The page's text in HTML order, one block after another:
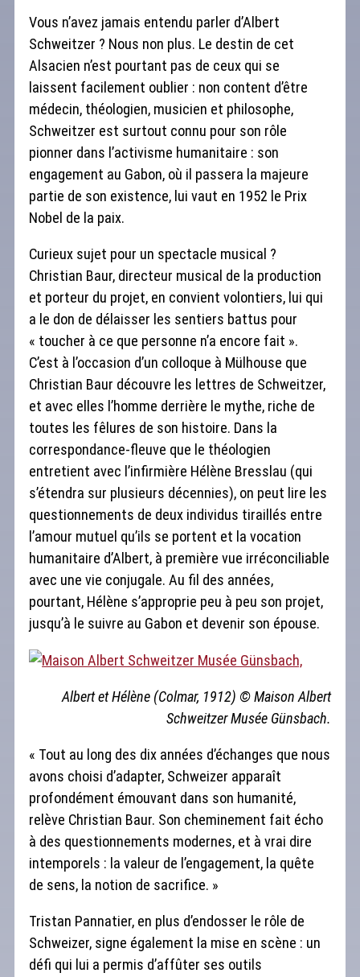
Vous n’avez jamais entendu parler d’Albert
Schweitzer ? Nous non plus. Le destin de cet
Alsacien n’est pourtant pas de ceux qui se
laissent facilement oublier : non content d’être
médecin, théologien, musicien et philosophe,
Schweitzer est surtout connu pour son rôle
pionner dans l’activisme humanitaire : son
engagement au Gabon, où il passera la majeure
partie de son existence, lui vaut en 1952 le Prix
Nobel de la paix.
Curieux sujet pour un spectacle musical ?
Christian Baur, directeur musical de la production
et porteur du projet, en convient volontiers, lui qui
a le don de délaisser les sentiers battus pour
« toucher à ce que personne n’a encore fait ».
C’est à l’occasion d’un colloque à Mülhouse que
Christian Baur découvre les lettres de Schweitzer,
et avec elles l’homme derrière le mythe, riche de
toutes les fêlures de son histoire. Dans la
correspondance-fleuve que le théologien
entretient avec l’infirmière Hélène Bresslau (qui
s’étendra sur plusieurs décennies), on peut lire les
questionnements de deux individus tiraillés entre
l’amour mutuel qu’ils se portent et la vocation
humanitaire d’Albert, à première vue irréconciliable
avec une vie conjugale. Au fil des années,
pourtant, Hélène s’approprie peu à peu son projet,
jusqu’à le suivre au Gabon et devenir son épouse.
Albert et Hélène (Colmar, 1912) © Maison Albert
Schweitzer Musée Günsbach.
« Tout au long des dix années d’échanges que nous
avons choisi d’adapter, Schweizer apparaît
profondément émouvant dans son humanité,
relève Christian Baur. Son cheminement fait écho
à des questionnements modernes, et à vrai dire
intemporels : la valeur de l’engagement, la quête
de sens, la notion de sacrifice. »
Tristan Pannatier, en plus d’endosser le rôle de
Schweizer, signe également la mise en scène : un
défi qui lui a permis d’affûter ses outils